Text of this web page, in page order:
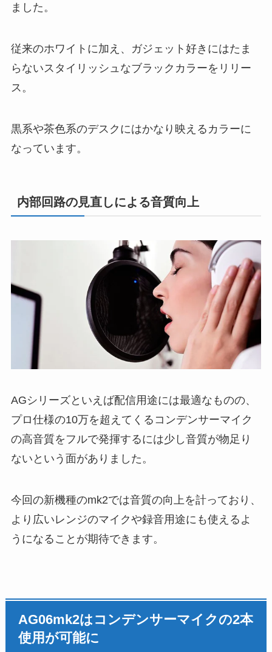
ました。
従来のホワイトに加え、ガジェット好きにはたま
らないスタイリッシュなブラックカラーをリリー
ス。
黒系や茶色系のデスクにはかなり映えるカラーに
なっています。
内部回路の見直しによる音質向上
AGシリーズといえば配信用途には最適なものの、
プロ仕様の10万を超えてくるコンデンサーマイク
の高音質をフルで発揮するには少し音質が物足り
ないという面がありました。
今回の新機種のmk2では音質の向上を計っており、
より広いレンジのマイクや録音用途にも使えるよ
うになることが期待できます。
AG06mk2はコンデンサーマイクの2本
使用が可能に